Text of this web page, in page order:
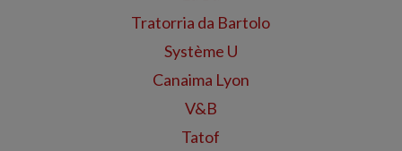
Tratorria da Bartolo
Système U
Canaima Lyon
V&B
Tatof